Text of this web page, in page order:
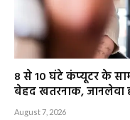
8 से 10 घंटे कंप्यूटर के
बेहद खतरनाक,
August 7, 2026